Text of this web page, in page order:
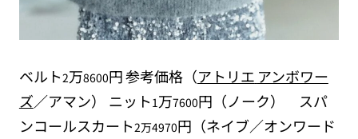
ベルト2万8600円参考価格（アトリエ アンボワー
ズ／アマン） ニット 1 万7600円（ノーク） スパ
ンコールスカート2万4970円（ネイブ／オンワード